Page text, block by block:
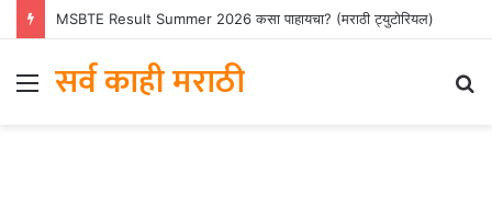
MSBTE Result Summer 2026 कसा पाहायचा? (मराठी ट्युटोरियल)
Menu
सर्व काही मराठी